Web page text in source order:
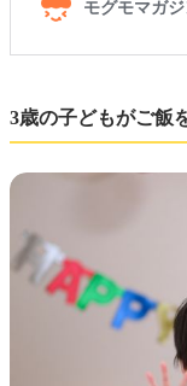
3歳の子どもがご飯